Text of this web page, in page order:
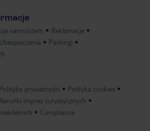
samolotem
Reklamacje
Ubezpieczenia
Parkingi
Polityka prywatności
Polityka cookies
imprez turystycznych
Compliance